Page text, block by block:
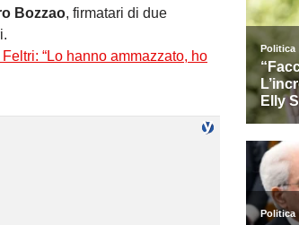
Bozzao, firmatari di due
“Lo hanno ammazzato, ho